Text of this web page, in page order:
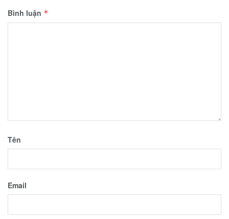
Bình luận *
Tên
Email